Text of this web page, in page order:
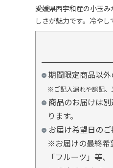
愛媛県西宇和産の小玉
しさが魅力です。冷や
期間限定商品以
※ご記入漏れや誤記、
商品のお届けは別
ります。
お届け希望日の
※お届けの最終希
「フルーツ」等